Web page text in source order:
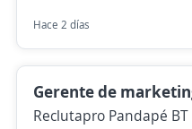
Hace 2 días
Gerente de
Reclutapro Pandapé BT